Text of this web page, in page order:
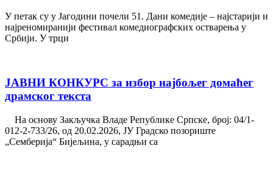
У петак су у Јагодини почели 51. Дани комедије – најстарији и
најреномиранији фестивал комедиографских остварења у
Србији. У трци
ЈАВНИ КОНКУРС за избор најбољег домаћег
драмског текста
На основу Закључка Владе Републике Српске, број: 04/1-
012-2-733/26, од 20.02.2026, ЈУ Градско позориште
„Семберија“ Бијељина, у сарадњи са